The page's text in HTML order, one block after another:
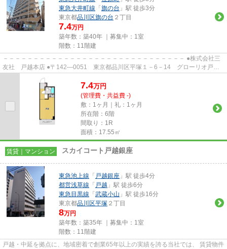
東急大井町線 「 旗の台 」駅 徒歩3分
東京都品川区旗の台 ２丁目
7.4万円
築年数：築40年 ｜募集中： 1室
階数：11階建
－－－－－－－－－－－－－－－－－－－－－－－－－－－－－－ ●株式会社三
友社 戸越本店 ●〒142―0051 東京都品川区平塚１－6－14 グローリオ戸越
7.4万円
(管理費・共益費 -)
敷：1ヶ月｜礼：1ヶ月
所在階：6階
間取り：1R
面積：17.55㎡
賃貸｜マンション スカイコート戸越銀座
東急池上線 「 戸越銀座 」駅 徒歩4分
都営浅草線 「 戸越 」駅 徒歩6分
東急目黒線 「 武蔵小山 」駅 徒歩16分
東京都品川区平塚 ２丁目
8万円
築年数：築35年 ｜募集中： 1室
階数：11階建
戸越・中延を拠点に、地域密着で創業65年以上の実績を誇る当社では、 賃貸物件